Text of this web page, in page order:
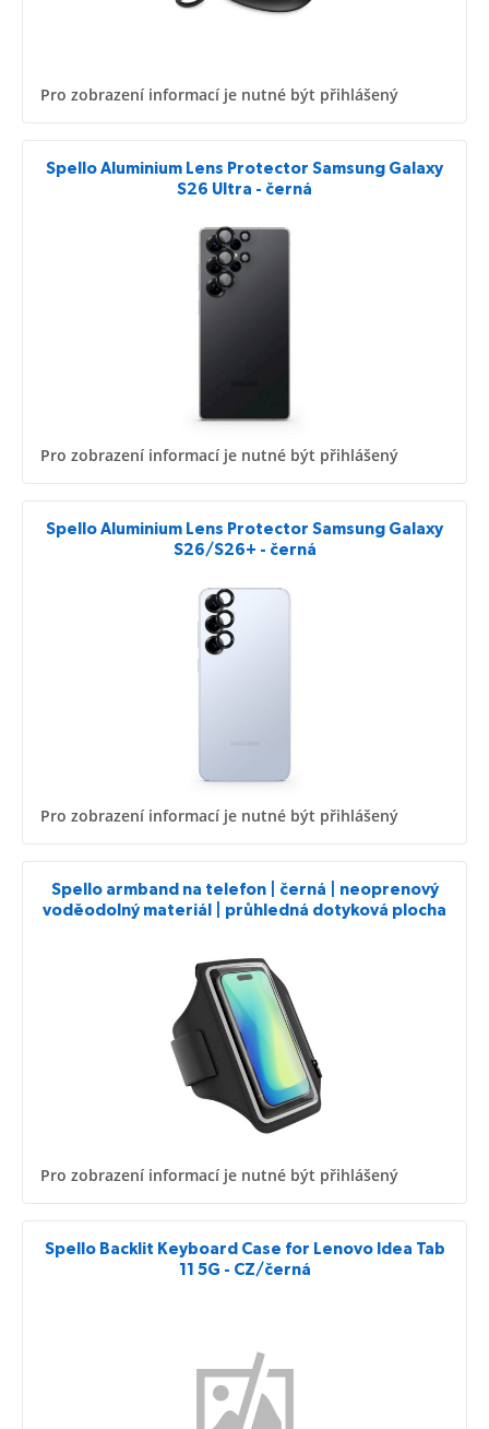
Pro zobrazení informací je nutné být přihlášený
Spello Aluminium Lens Protector Samsung Galaxy
S26 Ultra - černá
Pro zobrazení informací je nutné být přihlášený
Spello Aluminium Lens Protector Samsung Galaxy
S26/S26+ - černá
Pro zobrazení informací je nutné být přihlášený
Spello armband na telefon | černá | neoprenový
voděodolný materiál | průhledná dotyková plocha
Pro zobrazení informací je nutné být přihlášený
Spello Backlit Keyboard Case for Lenovo Idea Tab
11 5G - CZ/černá